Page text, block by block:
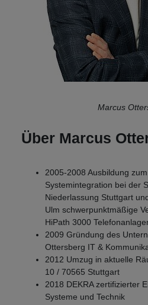
Marcus
Über Marcus
2005-2008 Ausbildung
Systemintegration bei der
Niederlassung Stuttgart
Ulm schwerpunktmäßige
HiPath 3000
2009 Gründung des
Ottersberg IT &
2012 Umzug in aktuelle
10 / 70565 Stuttgart
2018 DEKRA zertifizierter
Systeme und Technik